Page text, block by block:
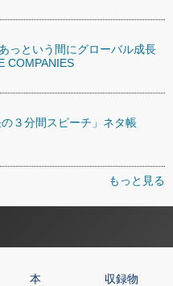
っという間にグローバル成長
COMPANIES
３分間スピーチ」ネタ帳
もっと見る
本 収録物